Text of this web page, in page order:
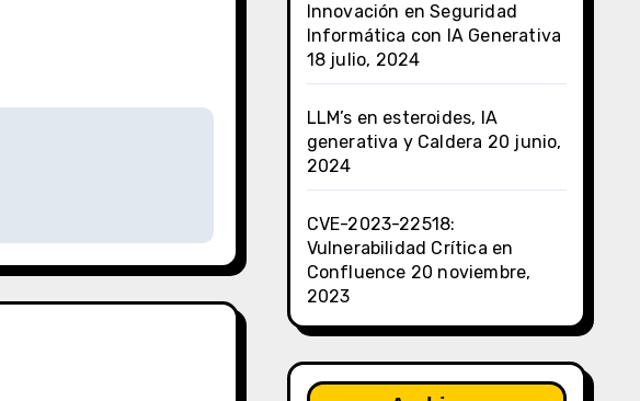
Innovación en Seguridad
Informática con IA Generativa
18 julio, 2024
LLM’s en esteroides, IA
generativa y Caldera 20 junio,
2024
CVE-2023-22518:
Vulnerabilidad Crítica en
Confluence 20 noviembre,
2023